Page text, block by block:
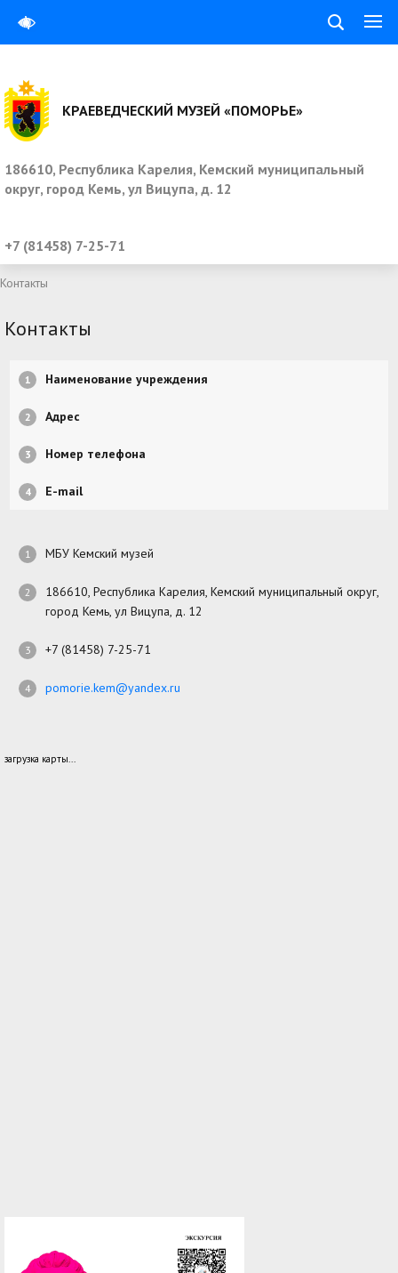
КРАЕВЕДЧЕСКИЙ МУЗЕЙ «ПОМОРЬЕ»
186610, Республика Карелия, Кемский муниципальный
округ, город Кемь, ул Вицупа, д. 12
+7 (81458) 7-25-71
Контакты
Контакты
Наименование учреждения
Адрес
Номер телефона
E-mail
МБУ Кемский музей
186610, Республика Карелия, Кемский муниципальный округ,
город Кемь, ул Вицупа, д. 12
+7 (81458) 7-25-71
pomorie.kem@yandex.ru
загрузка карты...